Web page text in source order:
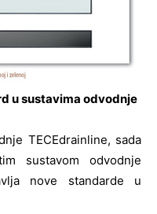
u sustavima odvodnje
TECEdrainline, sada
sustavom odvodnje
nove standarde u